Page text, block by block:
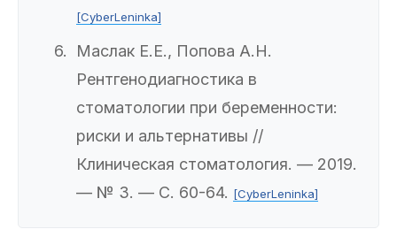
[CyberLeninka]
Маслак Е.Е., Попова А.Н.
Рентгенодиагностика в
стоматологии при беременности:
риски и альтернативы //
Клиническая стоматология. — 2019.
— № 3. — С. 60-64. [CyberLeninka]